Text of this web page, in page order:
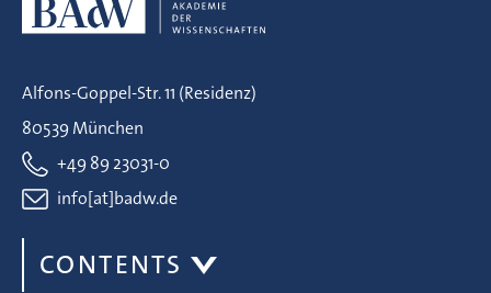
Alfons-Goppel-Str. 11 (Residenz)
80539 München
+49 89 23031-0
info[at]badw.de
CONTENTS